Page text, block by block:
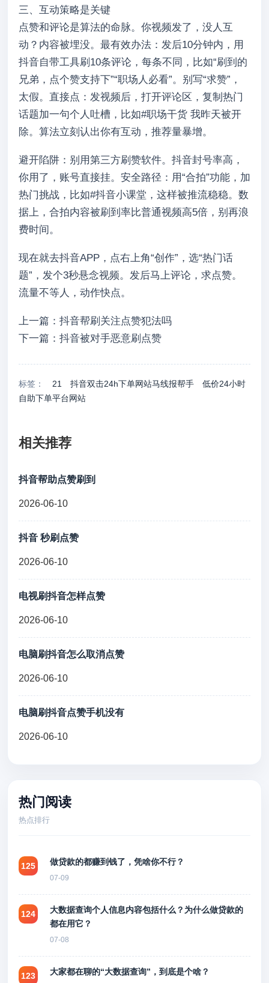
三、互动策略是关键
点赞和评论是算法的命脉。你视频发了，没人互
动？内容被埋没。最有效办法：发后10分钟内，用
抖音自带工具刷10条评论，每条不同，比如“刷到的
兄弟，点个赞支持下”“职场人必看”。别写“求赞”，
太假。直接点：发视频后，打开评论区，复制热门
话题加一句个人吐槽，比如#职场干货 我昨天被开
除。算法立刻认出你有互动，推荐量暴增。
避开陷阱：别用第三方刷赞软件。抖音封号率高，
你用了，账号直接挂。安全路径：用“合拍”功能，加
热门挑战，比如#抖音小课堂，这样被推流稳稳。数
据上，合拍内容被刷到率比普通视频高5倍，别再浪
费时间。
现在就去抖音APP，点右上角“创作”，选“热门话
题”，发个3秒悬念视频。发后马上评论，求点赞。
流量不等人，动作快点。
上一篇：抖音帮刷关注点赞犯法吗
下一篇：抖音被对手恶意刷点赞
标签： 21 抖音双击24h下单网站马线报帮手
低价24小时
自助下单平台网站
相关推荐
抖音帮助点赞刷到
2026-06-10
抖音 秒刷点赞
2026-06-10
电视刷抖音怎样点赞
2026-06-10
电脑刷抖音怎么取消点赞
2026-06-10
电脑刷抖音点赞手机没有
2026-06-10
热门阅读
热点排行
125 做贷款的都赚到钱了，凭啥你不行？
07-09
124
大数据查询个人信息内容包括什么？为什么做贷款的
都在用它？
07-08
123 大家都在聊的“大数据查询”，到底是个啥？